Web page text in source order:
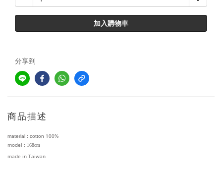
加入購物車
分享到
商品描述
material : cotton 100%
model : 168cm
made in Taiwan